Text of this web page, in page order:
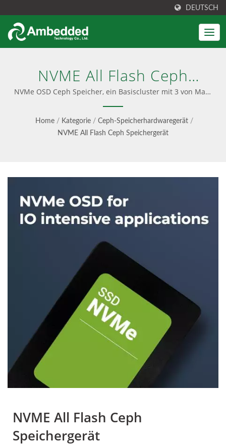
DEUTSCH
NVME All Flash Ceph
Speichergerät |
Vereinheitlichter Block-,
Datei- Und S3-
Ambedded
NVMe OSD Ceph Speicher, ein Basiscluster mit 3 von Mars
500, der IOPS beginnend mit 155K Lesen und 33K
Schreiben Leistung bietet.| CEPH -Speicherlösungen;
Ceph -Geräte und Software
Home / Kategorie / Ceph-Speicherhardwaregerät /
NVME All Flash Ceph Speichergerät
NVME All Flash Ceph
Speichergerät